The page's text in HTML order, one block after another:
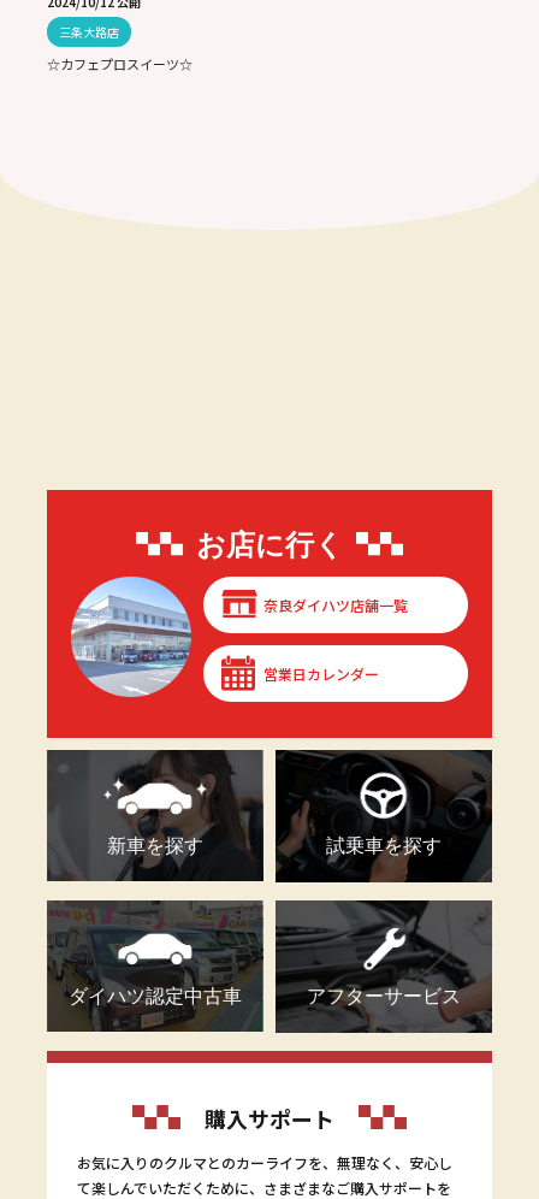
三条大路店
☆カフェプロスイーツ☆
お店に行く
奈良ダイハツ店舗一覧
営業日カレンダー
新車を探す 試乗車を探す
ダイハツ認定中古車 アフターサービス
購入サポート
お気に入りのクルマとのカーライフを、無理なく、安心し
て楽しんでいただくために、さまざまなご購入サポートを